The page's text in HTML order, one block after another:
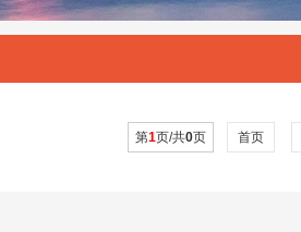
第1页/共0页 首页